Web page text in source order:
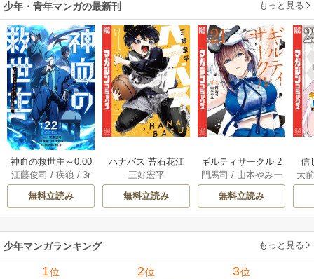
少年・青年マンガの最新刊 もっと見る
神血の救世主～0.00
000001％を引き当
て最強へ～【電子
書籍特典付】 22巻
江藤俊司 /疾狼 /3r
d Ie/Studio No.9
無料立読み
ハナバス 苔石花江
のバスケ論 7巻
三好宏平
無料立読み
ギルティサークル 2
1巻
門馬司 / 山本やみー
無料立読み
信
に
の
れ
メ
大
少年マンガランキング もっと見る
1位 2位 3位